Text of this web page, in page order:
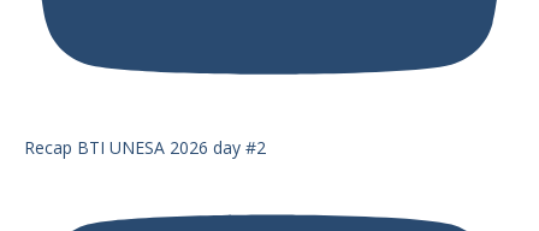
Recap BTI UNESA 2026 day #2